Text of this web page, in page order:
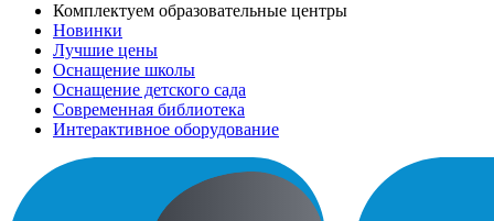
Комплектуем образовательные центры
Новинки
Лучшие цены
Оснащение школы
Оснащение детского сада
Современная библиотека
Интерактивное оборудование